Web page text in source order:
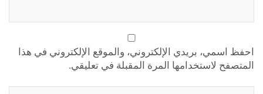
احفظ اسمي، بريدي الإلكتروني، والموقع الإلكتروني في هذا
المتصفح لاستخدامها المرة المقبلة في تعليقي.